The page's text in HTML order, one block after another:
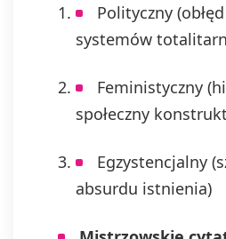
Polityczny
systemów
Feministyczny
społeczny
Egzystencjalny
absurdu istnienia)